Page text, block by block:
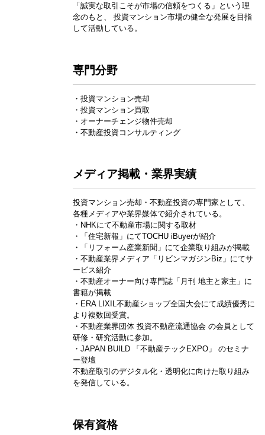
「誠実な取引こそが市場の信頼をつくる」という理
念のもと、 投資マンション市場の健全な発展を目指
して活動している。
専門分野
・投資マンション売却
・投資マンション買取
・オーナーチェンジ物件売却
・不動産投資コンサルティング
メディア掲載・業界実績
投資マンション売却・不動産投資の専門家として、
各種メディアや業界媒体で紹介されている。
・NHKにて不動産市場に関する取材
・「住宅新報」にてTOCHU iBuyerが紹介
・「リフォーム産業新聞」にて企業取り組みが掲載
・不動産業界メディア「リビンマガジンBiz」にてサ
ービス紹介
・不動産オーナー向け専門誌「月刊 地主と家主」に
書籍が掲載
・ERA LIXIL不動産ショップ全国大会にて成績優秀に
より複数回受賞。
・不動産業界団体 投資不動産流通協会 の会員として
研修・研究活動に参加。
・JAPAN BUILD 「不動産テックEXPO」 のセミナ
ー登壇
不動産取引のデジタル化・透明化に向けた取り組み
を発信している。
保有資格